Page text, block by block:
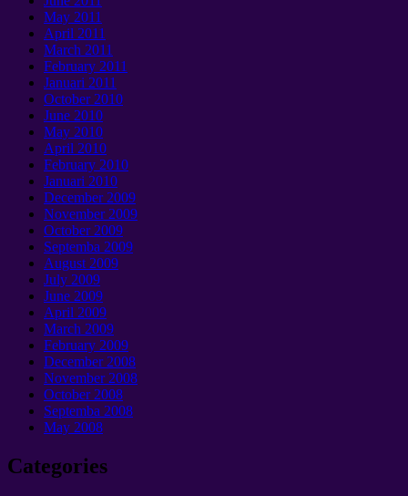
May 2011
April 2011
March 2011
February 2011
Januari 2011
October2010
June 2010
May 2010
April 2010
February 2010
Januari 2010
December2009
November2009
October2009
Septemba 2009
August2009
July 2009
June 2009
April 2009
March 2009
February 2009
December2008
November2008
October2008
Septemba 2008
May 2008
Categories